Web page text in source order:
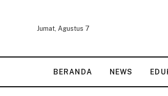
Jumat, Agustus 7
BERANDA NEWS